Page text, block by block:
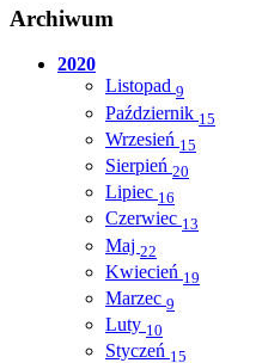
Archiwum
2020
Listopad 9
Październik 15
Wrzesień 15
Sierpień 20
Lipiec 16
Czerwiec 13
Maj 22
Kwiecień 19
Marzec 9
Luty 10
Styczeń 15